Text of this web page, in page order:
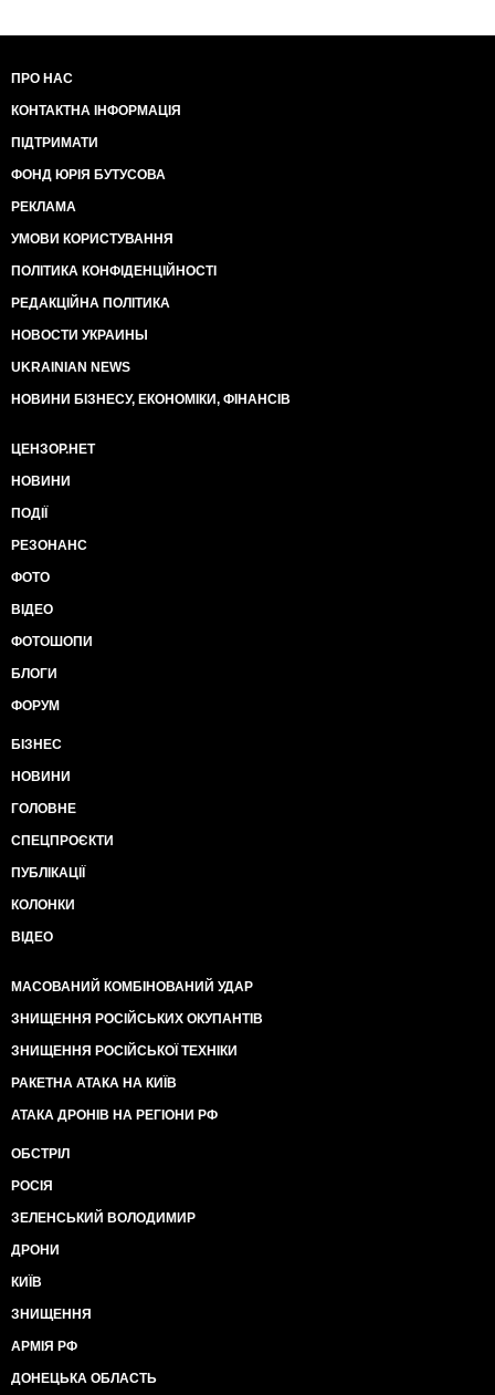
ПРО НАС
КОНТАКТНА ІНФОРМАЦІЯ
ПІДТРИМАТИ
ФОНД ЮРІЯ БУТУСОВА
РЕКЛАМА
УМОВИ КОРИСТУВАННЯ
ПОЛІТИКА КОНФІДЕНЦІЙНОСТІ
РЕДАКЦІЙНА ПОЛІТИКА
НОВОСТИ УКРАИНЫ
UKRAINIAN NEWS
НОВИНИ БІЗНЕСУ, ЕКОНОМІКИ, ФІНАНСІВ
ЦЕНЗОР.НЕТ
НОВИНИ
ПОДІЇ
РЕЗОНАНС
ФОТО
ВІДЕО
ФОТОШОПИ
БЛОГИ
ФОРУМ
БІЗНЕС
НОВИНИ
ГОЛОВНЕ
СПЕЦПРОЄКТИ
ПУБЛІКАЦІЇ
КОЛОНКИ
ВІДЕО
МАСОВАНИЙ КОМБІНОВАНИЙ УДАР
ЗНИЩЕННЯ РОСІЙСЬКИХ ОКУПАНТІВ
ЗНИЩЕННЯ РОСІЙСЬКОЇ ТЕХНІКИ
РАКЕТНА АТАКА НА КИЇВ
АТАКА ДРОНІВ НА РЕГІОНИ РФ
ОБСТРІЛ
РОСІЯ
ЗЕЛЕНСЬКИЙ ВОЛОДИМИР
ДРОНИ
КИЇВ
ЗНИЩЕННЯ
АРМІЯ РФ
ДОНЕЦЬКА ОБЛАСТЬ